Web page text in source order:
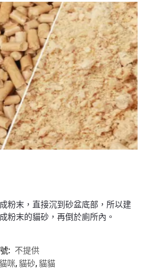
粉末，直接沉到砂盆底部，所以建
粉末的貓砂，再倒於廁所內。
: 不提供
貓咪, 貓砂, 貓貓